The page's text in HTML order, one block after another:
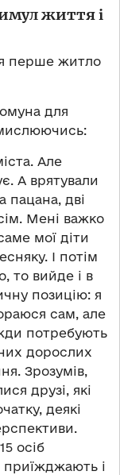
життя і
перше житло
для
Але
А врятували
пацана, дві
Мені важко
мої діти
І потім
то вийде і в
позицію: я
сам, але
потребують
дорослих
Зрозумів,
друзі, які
деякі
осіб
приїжджають і